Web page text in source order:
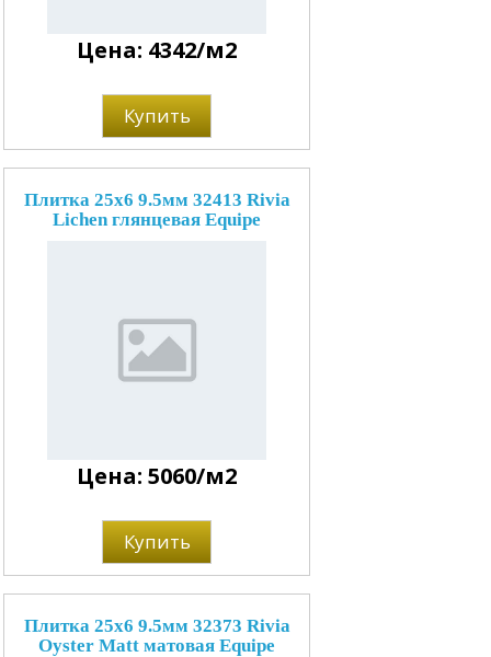
Цена: 4342/м2
Купить
Плитка 25x6 9.5мм 32413 Rivia
Lichen глянцевая Equipe
Цена: 5060/м2
Купить
Плитка 25x6 9.5мм 32373 Rivia
Oyster Matt матовая Equipe